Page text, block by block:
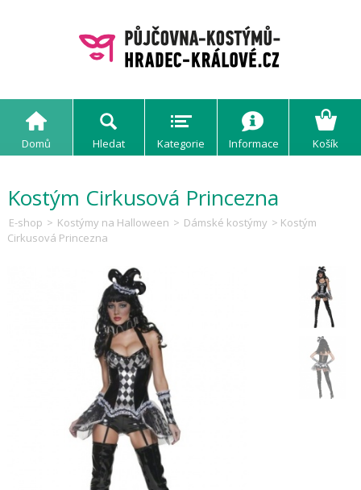
Domů Hledat Kategorie Informace Košík
Kostým Cirkusová Princezna
E-shop > Kostýmy na Halloween > Dámské kostýmy > Kostým
Cirkusová Princezna